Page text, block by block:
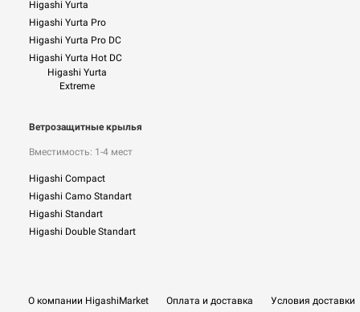
Higashi Yurta
Higashi Yurta Pro
Higashi Yurta Pro DC
Higashi Yurta Hot DC
Higashi Yurta
Extreme
Ветрозащитные крылья
Вместимость: 1-4 мест
Higashi Compact
Higashi Camo Standart
Higashi Standart
Higashi Double Standart
О компании HigashiMarket Оплата и доставка Условия доставки